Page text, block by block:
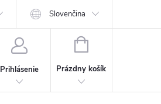
Slovenčina
Prihlásenie
NÁKUPNÝ
Prázdny košík